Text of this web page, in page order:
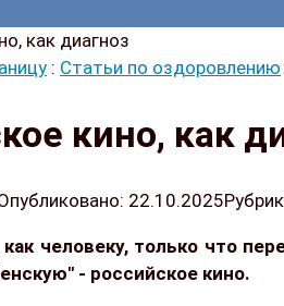
: Статьи по оздоровлению
кино, как
22.10.2025
человеку, только что
- российское кино.